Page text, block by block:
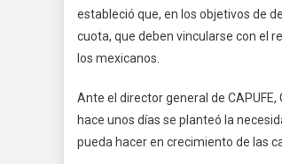
estableció que, en los objetivos de
cuota, que deben vincularse con el
los mexicanos.
Ante el director general de
hace unos días se planteó la
pueda hacer en crecimiento de las